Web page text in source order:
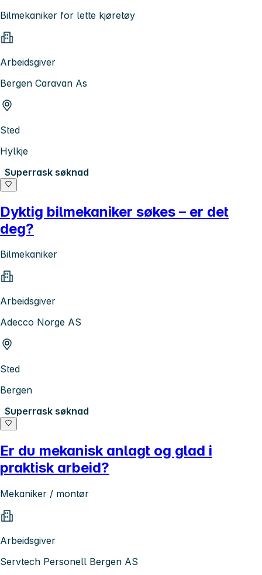
Bilmekaniker for lette kjøretøy
Arbeidsgiver
Bergen Caravan As
Sted
Hylkje
Superrask søknad
Dyktig bilmekaniker søkes – er det
deg?
Bilmekaniker
Arbeidsgiver
Adecco Norge AS
Sted
Bergen
Superrask søknad
Er du mekanisk anlagt og glad i
praktisk arbeid?
Mekaniker / montør
Arbeidsgiver
Servtech Personell Bergen AS